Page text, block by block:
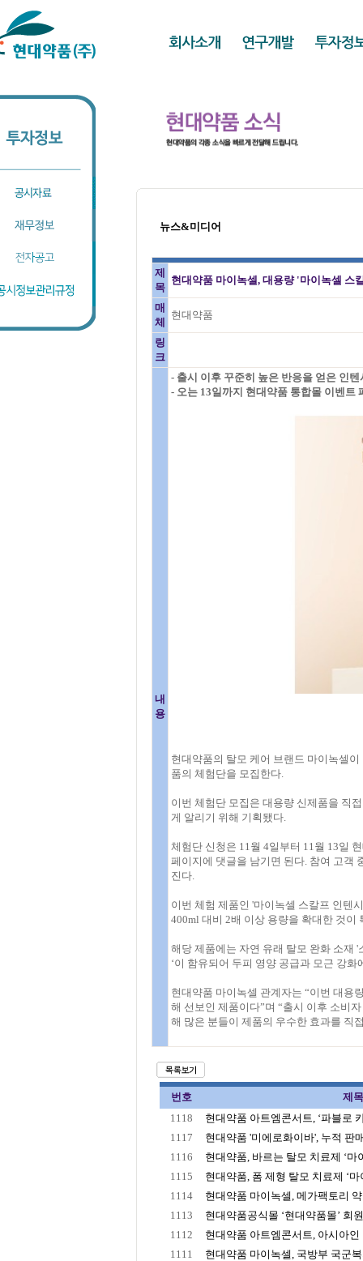
뉴스&미디어
제
목
현대약품 마이녹셀, 대용량 '마이녹셀 스
매
체
현대약품
링
크
내
용
- 출시 이후 꾸준히 높은 반응을 얻은 인
- 오는 13일까지 현대약품 통합몰 이벤트
현대약품의 탈모 케어 브랜드 마이녹셀
품의 체험단을 모집한다.
이번 체험단 모집은 대용량 신제품을 직
게 알리기 위해 기획됐다.
체험단 신청은 11월 4일부터 11월 13일
페이지에 댓글을 남기면 된다. 참여 고객
진다.
이번 체험 제품인 '마이녹셀 스칼프 인텐
400ml 대비 2배 이상 용량을 확대한 것이
해당 제품에는 자연 유래 탈모 완화 소재
‘이 함유되어 두피 영양 공급과 모근 강화
현대약품 마이녹셀 관계자는 “이번 대용
해 선보인 제품이다”며 “출시 이후 소비
해 많은 분들이 제품의 우수한 효과를 직
번호
제목
1118
현대약품 아트엠콘서트, ‘파블로
1117
현대약품 '미에로화이바', 누적 판
1116
현대약품, 바르는 탈모 치료제 ‘마
1115
현대약품, 폼 제형 탈모 치료제 ‘마
1114
현대약품 마이녹셀, 메가팩토리
1113
현대약품공식몰 ‘현대약품몰’ 회
1112
현대약품 아트엠콘서트, 아시아인
1111
현대약품 마이녹셀, 국방부 국군